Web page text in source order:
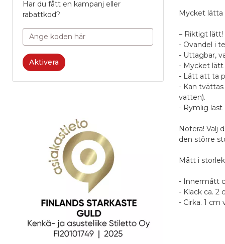
Har du fått en kampanj eller
rabattkod?
Aktivera
Mycket lätta
– Riktigt lätt!
- Ovandel i
- Uttagbar,
- Mycket
- Lätt att ta
- Kan
vatten).
- Rymlig läst
Notera! Välj
den större
Mått i
- Innermått
- Klack ca. 2
- Cirka. 1